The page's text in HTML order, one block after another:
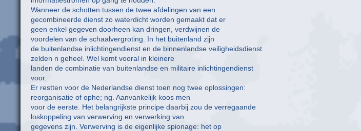
Wanneer de schotten tussen de twee afdelingen van een
gecombineerde dienst zo waterdicht worden gemaakt dat er
geen enkel gegeven doorheen kan dringen, verdwijnen de
voordelen van de schaalvergroting. In het buitenland zijn
de buitenlandse inlichtingendienst en de binnenlandse veiligheidsdienst
zelden n geheel. Wel komt vooral in kleinere
landen de combinatie van buitenlandse en militaire inlichtingendienst
voor.
Er restten voor de Nederlandse dienst toen nog twee oplossingen:
reorganisatie of ophe; ng. Aanvankelijk koos men
voor de eerste. Het belangrijkste principe daarbij zou de verregaande
loskoppeling van verwerving en verwerking van
gegevens zijn. Verwerving is de eigenlijke spionage: het op